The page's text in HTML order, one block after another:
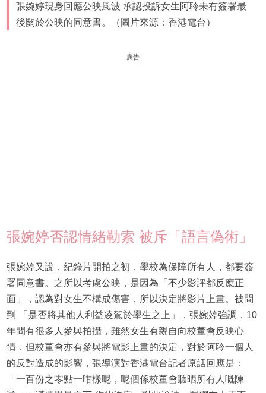
張婉婷現身回應公映風波 承認投訴女生阿聆未有簽署最
後關於公映的同意書。（圖片來源：香港電台）
廣告
張婉婷否認情緒勒索 被斥「語言偽術」
張婉婷又說，紀錄片開拍之初，學校為保障所有人，都要簽
署同意書。之所以考慮公映，是因為「不少影評都反應正
面」，認為對女生不構成傷害，所以決定將影片上畫。被問
到 「是否將其他人利益凌駕於學生之上」，張婉婷強調，10
年間有很多人參與拍攝，雖然女生有親自向校董會反映心
情，但校董會亦有參與將電影上畫的決定，對於阿聆一個人
的反對造成的影響，張導演對香港電台記者原話回應是：
「一百份之零點一咁樣呢，呢個係校董會聽晒所有人嘅陳